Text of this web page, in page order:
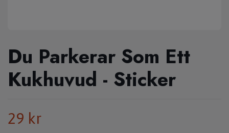
Du Parkerar Som Ett
Kukhuvud - Sticker
29 kr